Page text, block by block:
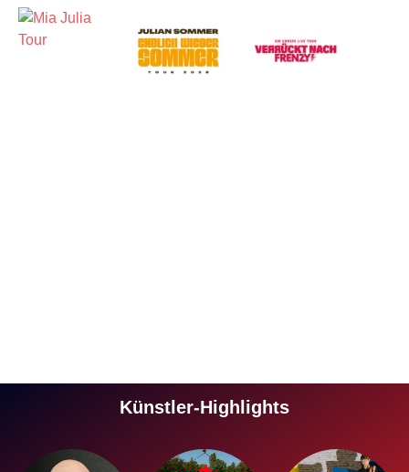
Künstler-Highlights